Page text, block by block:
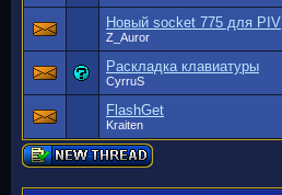
Новый socket 775 для PIV
Z_Auror
Раскладка клавиатуры
CyrruS
FlashGet
Kraiten